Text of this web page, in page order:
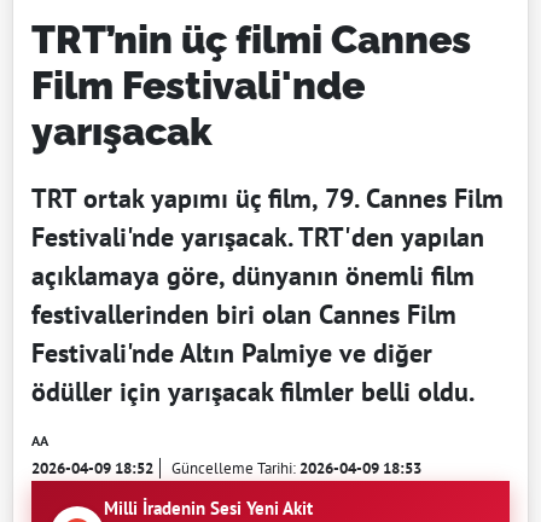
TRT’nin üç filmi Cannes
Film Festivali'nde
yarışacak
TRT ortak yapımı üç film, 79. Cannes Film
Festivali'nde yarışacak. TRT'den yapılan
açıklamaya göre, dünyanın önemli film
festivallerinden biri olan Cannes Film
Festivali'nde Altın Palmiye ve diğer
ödüller için yarışacak filmler belli oldu.
AA
2026-04-09 18:52 Güncelleme Tarihi:2026-04-09 18:53
Milli İradenin Sesi Yeni Akit